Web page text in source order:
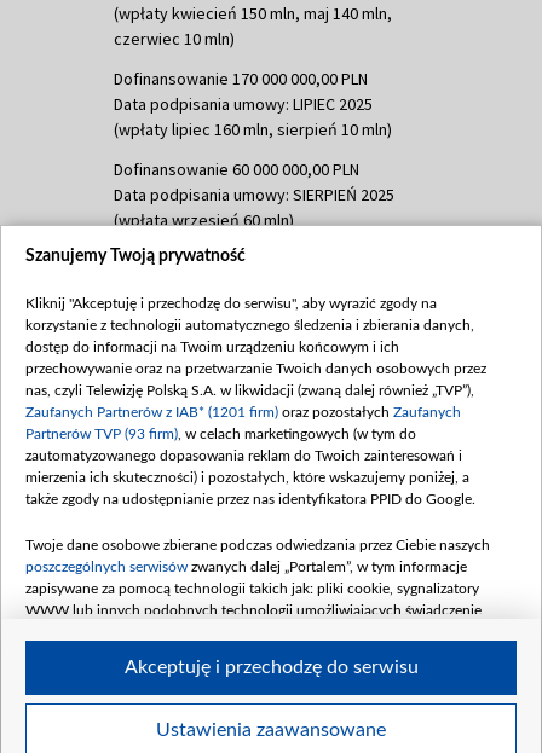
(wpłaty kwiecień 150 mln, maj 140 mln,
czerwiec 10 mln)
Dofinansowanie 170 000 000,00 PLN
Data podpisania umowy: LIPIEC 2025
(wpłaty lipiec 160 mln, sierpień 10 mln)
Dofinansowanie 60 000 000,00 PLN
Data podpisania umowy: SIERPIEŃ 2025
(wpłata wrzesień 60 mln)
Dofinansowanie 635 783 051,21 PLN
(wpłata wrzesień 100 mln, październik 350
mln, listopad 265 mln)
Dofinansowanie 48 862 000,00 PLN
Data podpisania umowy: GRUDZIEŃ 2025
(wpłata grudzień 60,548 mln)
Dofinansowanie 900 000 000,00 PLN
Data podpisania umowy: LUTY 2026 (wpłata
kwiecień 180 mln, 7 maja 180 mln, 8
czerwca 90 mln)
Dofinansowanie 250 000 000,00 PLN
4 sierpnia 250 mln
Szanujemy Twoją prywatność
Kliknij "Akceptuję i przechodzę do serwisu", aby wyrazić zgody na
korzystanie z technologii automatycznego śledzenia i zbierania danych,
dostęp do informacji na Twoim urządzeniu końcowym i ich
przechowywanie oraz na przetwarzanie Twoich danych osobowych przez
nas, czyli Telewizję Polską S.A. w likwidacji (zwaną dalej również „TVP”),
Zaufanych Partnerów z IAB* (1201 firm) oraz pozostałych Zaufanych
Partnerów TVP (93 firm) , w celach marketingowych (w tym do
zautomatyzowanego dopasowania reklam do Twoich zainteresowań i
mierzenia ich skuteczności) i pozostałych, które wskazujemy poniżej, a
także zgody na udostępnianie przez nas identyfikatora PPID do Google.
Twoje dane osobowe zbierane podczas odwiedzania przez Ciebie naszych
poszczególnych serwisów zwanych dalej „Portalem”, w tym informacje
zapisywane za pomocą technologii takich jak: pliki cookie, sygnalizatory
WWW lub innych podobnych technologii umożliwiających świadczenie
Twoje dane osobowe zbierane podczas odwiedzania przez Ciebie
Ustawienia zaawansowane
Akceptuję i przechodzę do serwisu